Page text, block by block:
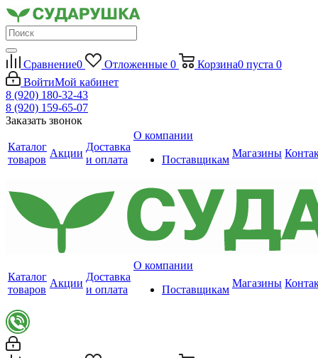
Сравнение0 Отложенные 0 Корзина0 пуста 0
ВойтиМой кабинет
8 (920) 180-32-43
8 (920) 159-65-07
Заказать звонок
Каталог
товаров
Акции
Доставка
и оплата
О компании
Поставщикам
Магазины
Каталог
товаров
Акции
Доставка
и оплата
О компании
Поставщикам
Магазины